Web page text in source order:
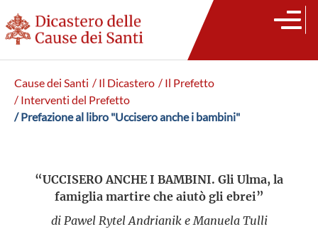
Cause dei Santi / Il Dicastero / Il Prefetto
/ Interventi del Prefetto
/ Prefazione al libro "Uccisero anche i bambini"
“UCCISERO ANCHE I BAMBINI. Gli Ulma, la
famiglia martire che aiutò gli ebrei”
di Pawel Rytel Andrianik e Manuela Tulli